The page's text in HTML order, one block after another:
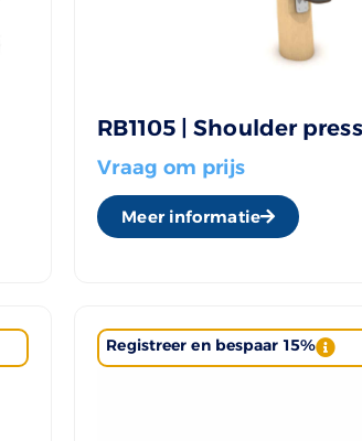
RB1105 | Shoulder press
Vraag om prijs
Meer informatie
Registreer en bespaar 15%